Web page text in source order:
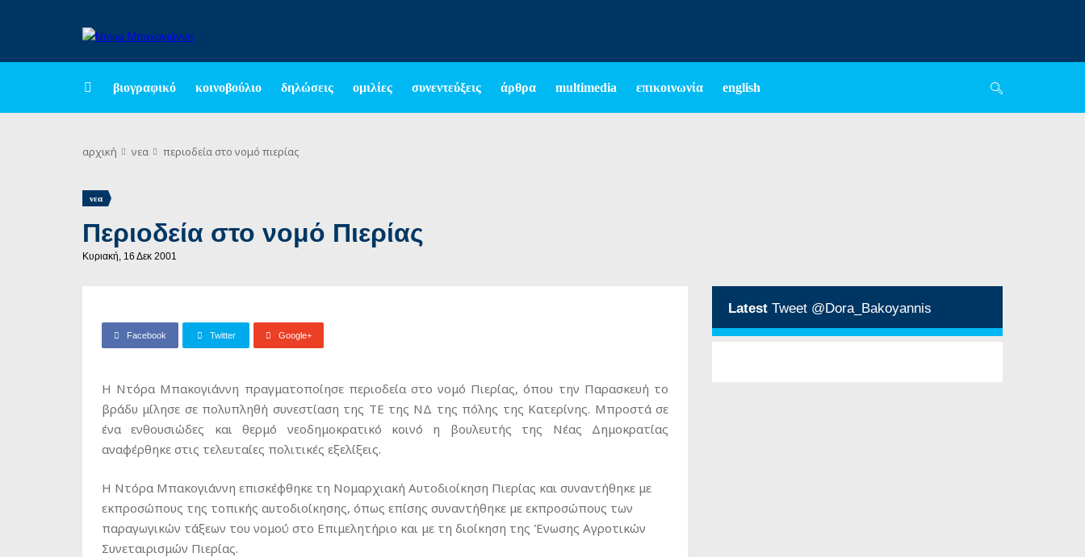
βιογραφικό κοινοβούλιο δηλώσεις ομιλίες συνεντεύξεις άρθρα multimedia επικοινωνία english
αρχική νεα περιοδεία στο νομό πιερίας
νεα
Περιοδεία στο νομό Πιερίας
Κυριακή, 16 Δεκ 2001
Facebook Twitter Google+
Η Ντόρα Μπακογιάννη πραγματοποίησε περιοδεία στο νομό Πιερίας, όπου την Παρασκευή το
βράδυ μίλησε σε πολυπληθή συνεστίαση της ΤΕ της ΝΔ της πόλης της Κατερίνης. Μπροστά σε
ένα ενθουσιώδες και θερμό νεοδημοκρατικό κοινό η βουλευτής της Νέας Δημοκρατίας
αναφέρθηκε στις τελευταίες πολιτικές εξελίξεις.
Η Ντόρα Μπακογιάννη επισκέφθηκε τη Νομαρχιακή Αυτοδιοίκηση Πιερίας και συναντήθηκε με
εκπροσώπους της τοπικής αυτοδιοίκησης, όπως επίσης συναντήθηκε με εκπροσώπους των
παραγωγικών τάξεων του νομού στο Επιμελητήριο και με τη διοίκηση της Ένωσης Αγροτικών
Συνεταιρισμών Πιερίας.
Latest Tweet @Dora_Bakoyannis